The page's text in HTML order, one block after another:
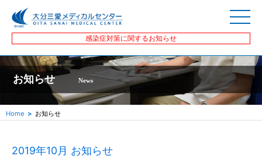
感染症対策に関するお知らせ
お知らせ News
Home お知らせ
2019年10月 お知らせ